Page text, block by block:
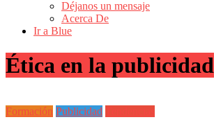
Colombia
Revista
iBlue
Marketing
de
Déjanos un mensaje
Acerca De
Ir a Blue
Ética en la publicidad
Formación Publicidad